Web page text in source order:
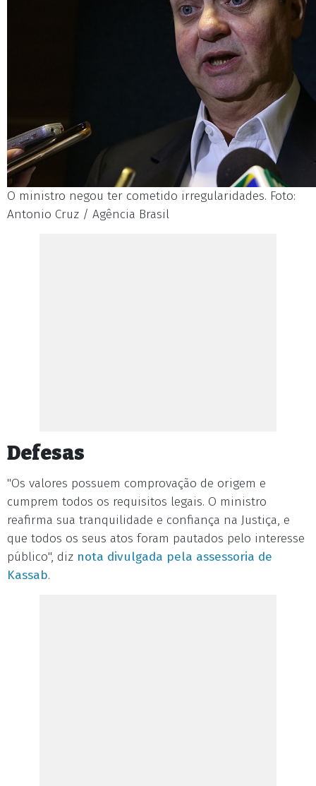
O ministro negou ter cometido irregularidades. Foto:
Antonio Cruz / Agência Brasil
Defesas
"Os valores possuem comprovação de origem e
cumprem todos os requisitos legais. O ministro
reafirma sua tranquilidade e confiança na Justiça, e
que todos os seus atos foram pautados pelo interesse
público", diz nota divulgada pela assessoria de
Kassab.